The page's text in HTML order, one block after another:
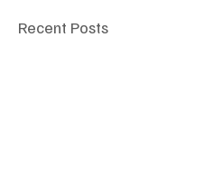
Recent Posts